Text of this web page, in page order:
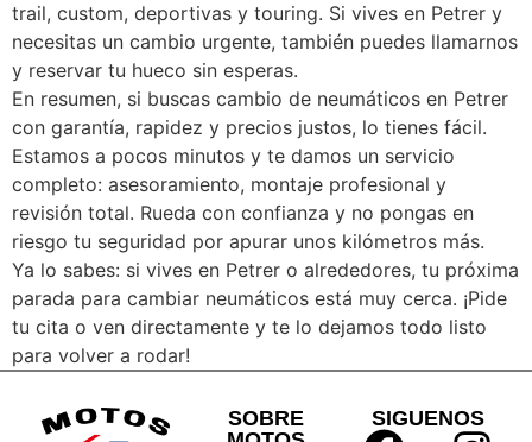
trail, custom, deportivas y touring. Si vives en Petrer y
necesitas un cambio urgente, también puedes llamarnos
y reservar tu hueco sin esperas.
En resumen, si buscas cambio de neumáticos en Petrer
con garantía, rapidez y precios justos, lo tienes fácil.
Estamos a pocos minutos y te damos un servicio
completo: asesoramiento, montaje profesional y
revisión total. Rueda con confianza y no pongas en
riesgo tu seguridad por apurar unos kilómetros más.
Ya lo sabes: si vives en Petrer o alrededores, tu próxima
parada para cambiar neumáticos está muy cerca. ¡Pide
tu cita o ven directamente y te lo dejamos todo listo
para volver a rodar!
SOBRE
SIGUENOS